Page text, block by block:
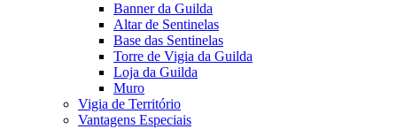
Banner da Guilda
Altar de Sentinelas
Base das Sentinelas
Torre de Vigia da Guilda
Loja da Guilda
Muro
Vigia de Território
Vantagens Especiais